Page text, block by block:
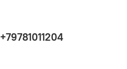
+79781011204